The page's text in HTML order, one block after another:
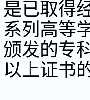
是已取得
系列高等
颁发的专
以上证书